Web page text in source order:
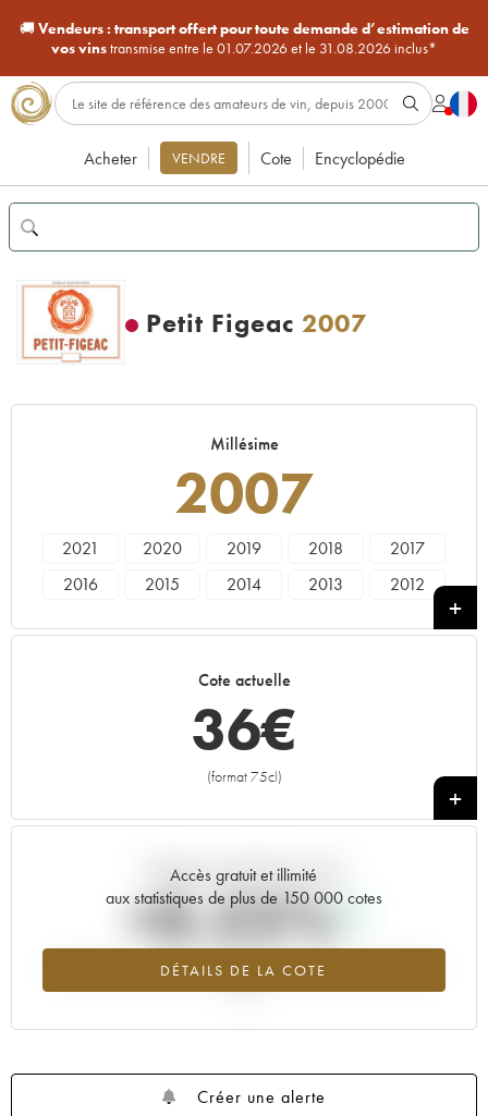
🚚Vendeurs : transport offert pour toute demande d’estimation de
vos vinstransmise entre le 01.07.2026 et le 31.08.2026 inclus*
Acheter VENDRE Cote Encyclopédie
Petit Figeac 2007
Millésime
2007
2021 2020 2019 2018
2017
2016
2015 2014 2013
2012
1994
Cote actuelle
36€
(format 75cl)
+
Accès gratuit et illimité
aux statistiques de plus de 150 000 cotes
DÉTAILS DE LA COTE
Tendance actuelle de la cote
+0.22%
Tendance à la hausse du millésime 2007 en 2026 par rapport à
Créer une alerte